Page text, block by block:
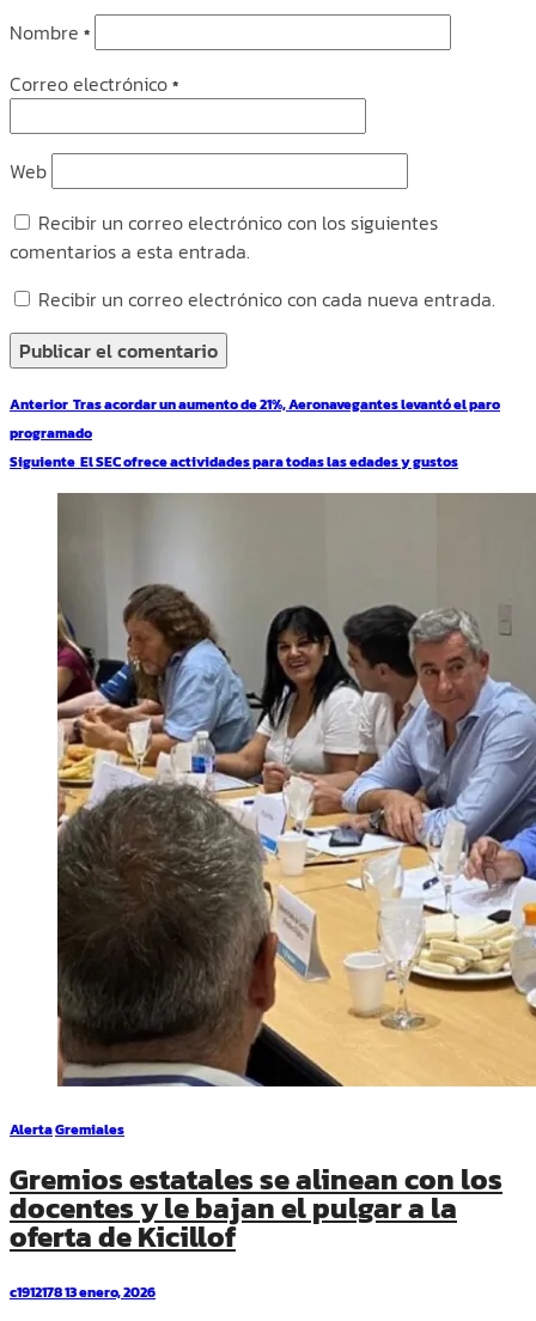
Nombre *
Correo electrónico *
Web
Recibir un correo electrónico con los siguientes
comentarios a esta entrada.
Recibir un correo electrónico con cada nueva entrada.
Navegación
de
entradas
Anterior Entrada
anterior:
Tras acordar un aumento de 21%, Aeronavegantes levantó el paro
programado
Siguiente Entrada
siguiente:
El SEC ofrece actividades para todas las edades y gustos
AlertaGremiales
Gremios estatales se alinean con los
docentes y le bajan el pulgar a la
oferta de Kicillof
c191217813 enero, 2026